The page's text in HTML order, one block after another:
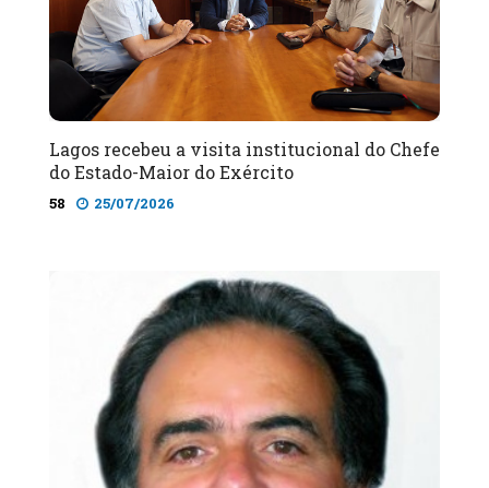
Lagos recebeu a visita institucional do Chefe
do Estado-Maior do Exército
58 25/07/2026